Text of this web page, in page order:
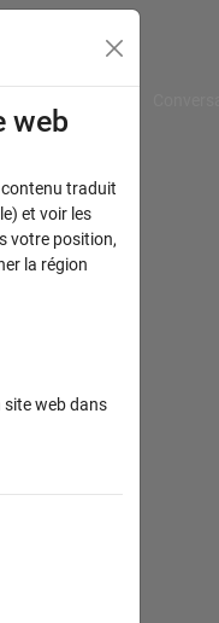
web
traduit
et voir les
votre position,
la région
site web dans